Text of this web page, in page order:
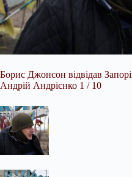
Борис Джонсон відвідав
Андрій Андрієнко 1 / 10